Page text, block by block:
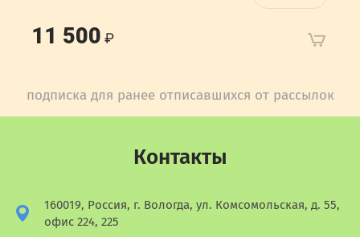
11 500
подписка для ранее отписавшихся от рассылок
Контакты
160019, Россия, г. Вологда, ул. Комсомольская, д. 55,
офис 224, 225